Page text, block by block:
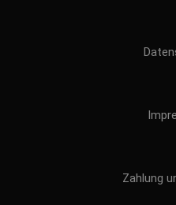
Zahlung